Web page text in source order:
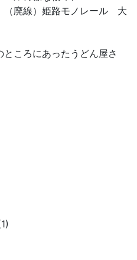
廃線）姫路モノレール 大
ころにあったうどん屋さ